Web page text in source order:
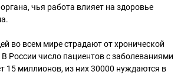
чья работа влияет на здоровье
во всем мире страдают от хронической
России число пациентов с заболеваниями
15 миллионов, из них 30000 нуждаются в